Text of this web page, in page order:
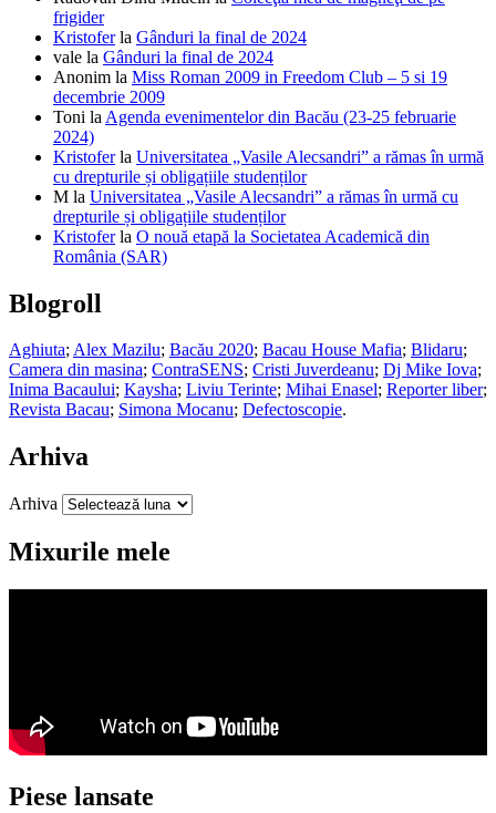
frigider
Kristoferla Gânduri la final de 2024
vale la Gânduri la final de 2024
Anonim la Miss Roman 2009 in Freedom Club – 5 si 19
decembrie 2009
Toni la Agenda evenimentelor din Bacău (23-25 februarie
2024)
Kristoferla Universitatea „Vasile Alecsandri” a rămas în urmă
cu drepturile și obligațiile studenților
M la Universitatea „Vasile Alecsandri” a rămas în urmă cu
drepturile și obligațiile studenților
Kristoferla O nouă etapă la Societatea Academică din
România (SAR)
Blogroll
Aghiuta;Alex Mazilu; Bacău 2020; Bacau House Mafia; Blidaru;
Camera din masina; ContraSENS; Cristi Juverdeanu; Dj Mike Iova;
Inima Bacaului; Kaysha; Liviu Terinte; Mihai Enasel; Reporter liber;
Revista Bacau; Simona Mocanu; Defectoscopie.
Arhiva
Arhiva
Mixurile mele
Piese lansate